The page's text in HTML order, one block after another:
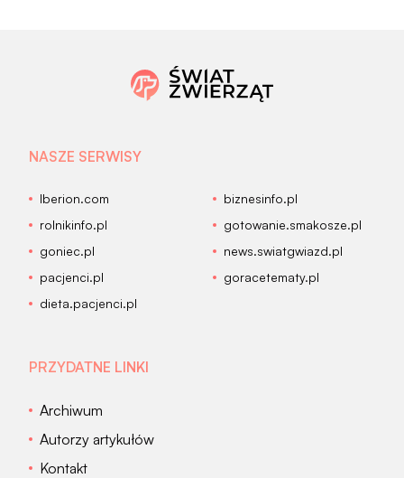
NASZE SERWISY
Iberion.com
biznesinfo.pl
rolnikinfo.pl
gotowanie.smakosze.pl
goniec.pl
news.swiatgwiazd.pl
pacjenci.pl
goracetematy.pl
dieta.pacjenci.pl
PRZYDATNE LINKI
Archiwum
Autorzy artykułów
Kontakt